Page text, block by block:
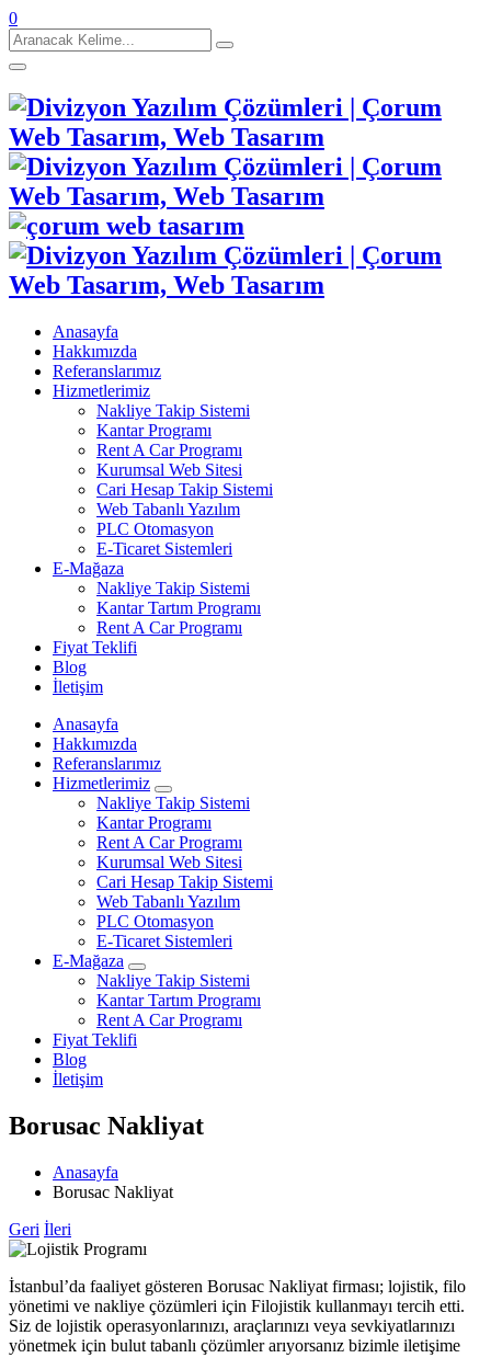
0
Aranacak
Kelime:
Anasayfa
Hakkımızda
Referanslarımız
Hizmetlerimiz
Nakliye Takip Sistemi
Kantar Programı
Rent A Car Programı
Kurumsal Web Sitesi
Cari Hesap Takip Sistemi
Web Tabanlı Yazılım
PLC Otomasyon
E-Ticaret Sistemleri
E-Mağaza
Nakliye Takip Sistemi
Kantar Tartım Programı
Rent A Car Programı
Fiyat Teklifi
Blog
İletişim
Anasayfa
Hakkımızda
Referanslarımız
Hizmetlerimiz
Nakliye Takip Sistemi
Kantar Programı
Rent A Car Programı
Kurumsal Web Sitesi
Cari Hesap Takip Sistemi
Web Tabanlı Yazılım
PLC Otomasyon
E-Ticaret Sistemleri
E-Mağaza
Nakliye Takip Sistemi
Kantar Tartım Programı
Rent A Car Programı
Fiyat Teklifi
Blog
İletişim
Borusac Nakliyat
Anasayfa
Borusac Nakliyat
Geri İleri
İstanbul’da faaliyet gösteren Borusac Nakliyat firması; lojistik, filo
yönetimi ve nakliye çözümleri için Filojistik kullanmayı tercih etti.
Siz de lojistik operasyonlarınızı, araçlarınızı veya sevkiyatlarınızı
yönetmek için bulut tabanlı çözümler arıyorsanız bizimle iletişime